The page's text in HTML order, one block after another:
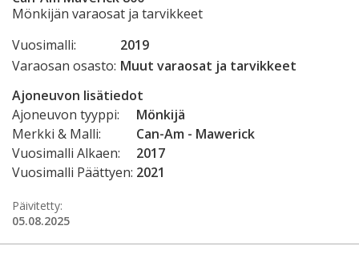
Mönkijän varaosat ja tarvikkeet
Vuosimalli:
2019
Varaosan osasto: Muut varaosat ja tarvikkeet
Ajoneuvon lisätiedot
Ajoneuvon tyyppi:
Mönkijä
Merkki & Malli:
Can-Am - Mawerick
Vuosimalli Alkaen:
2017
Vuosimalli Päättyen: 2021
Päivitetty:
05.08.2025